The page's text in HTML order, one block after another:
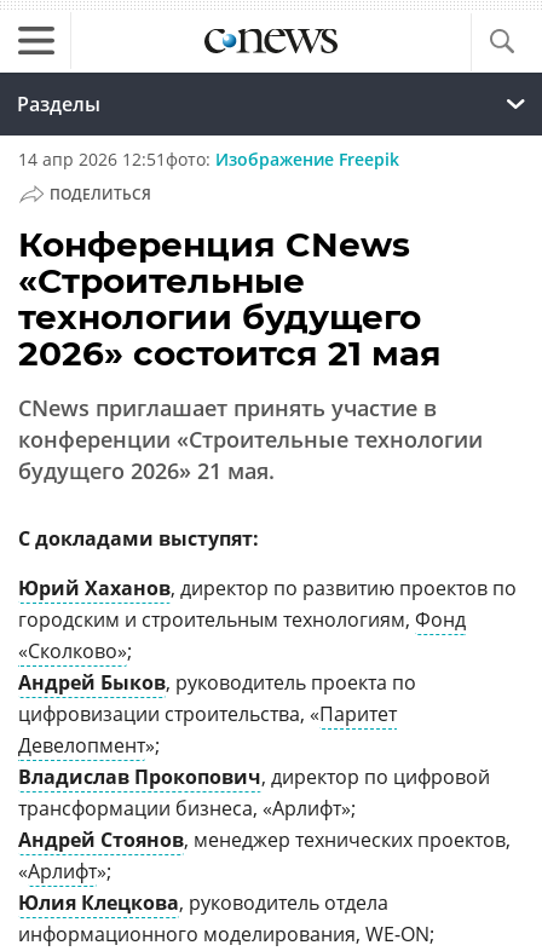
Разделы
14 апр 2026 12:51фото: Изображение Freepik
ПОДЕЛИТЬСЯ
Конференция CNews
«Строительные
технологии будущего
2026» состоится 21 мая
CNews приглашает принять участие в
конференции «Строительные технологии
будущего 2026» 21 мая.
С докладами выступят:
Юрий Хаханов, директор по развитию проектов по
городским и строительным технологиям, Фонд
«Сколково»;
Андрей Быков, руководитель проекта по
цифровизации строительства, «Паритет
Девелопмент»;
Владислав Прокопович, директор по цифровой
трансформации бизнеса, «Арлифт»;
Андрей Стоянов, менеджер технических проектов,
«Арлифт»;
Юлия Клецкова, руководитель отдела
информационного моделирования, WE-ON;